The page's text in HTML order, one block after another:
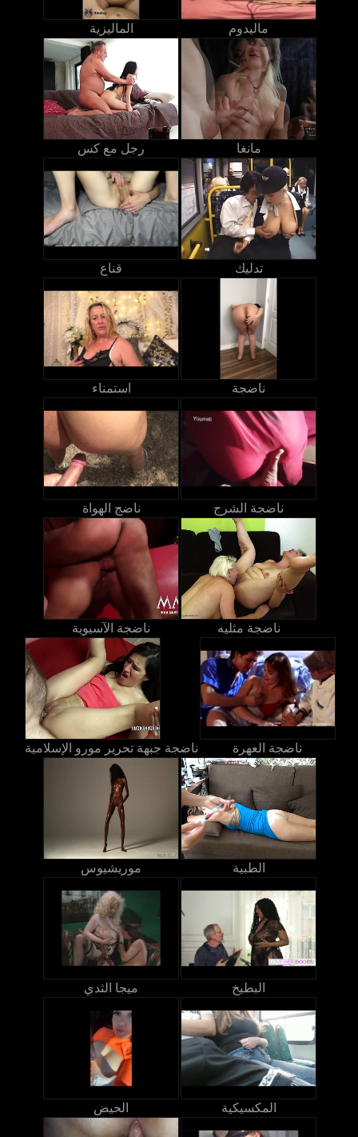
الماليزية ماليدوم
رجل مع كس مانغا
قناع تدليك
استمناء ناضجة
ناضج الهواة ناضجة الشرج
ناضجة الآسيوية ناضجة مثليه
ناضجة جبهة تحرير مورو الإسلامية ناضجة العهرة
موريشيوس الطبية
ميجا الثدي البطيخ
الحيض المكسيكية